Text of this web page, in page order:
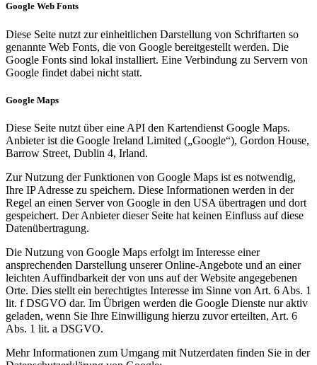
Google Web Fonts
Diese Seite nutzt zur einheitlichen Darstellung von Schriftarten so
genannte Web Fonts, die von Google bereitgestellt werden. Die
Google Fonts sind lokal installiert. Eine Verbindung zu Servern von
Google findet dabei nicht statt.
Google Maps
Diese Seite nutzt über eine API den Kartendienst Google Maps.
Anbieter ist die Google Ireland Limited („Google“), Gordon House,
Barrow Street, Dublin 4, Irland.
Zur Nutzung der Funktionen von Google Maps ist es notwendig,
Ihre IP Adresse zu speichern. Diese Informationen werden in der
Regel an einen Server von Google in den USA übertragen und dort
gespeichert. Der Anbieter dieser Seite hat keinen Einfluss auf diese
Datenübertragung.
Die Nutzung von Google Maps erfolgt im Interesse einer
ansprechenden Darstellung unserer Online-Angebote und an einer
leichten Auffindbarkeit der von uns auf der Website angegebenen
Orte. Dies stellt ein berechtigtes Interesse im Sinne von Art. 6 Abs. 1
lit. f DSGVO dar. Im Übrigen werden die Google Dienste nur aktiv
geladen, wenn Sie Ihre Einwilligung hierzu zuvor erteilten, Art. 6
Abs. 1 lit. a DSGVO.
Mehr Informationen zum Umgang mit Nutzerdaten finden Sie in der